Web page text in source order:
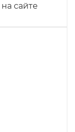
на сайте